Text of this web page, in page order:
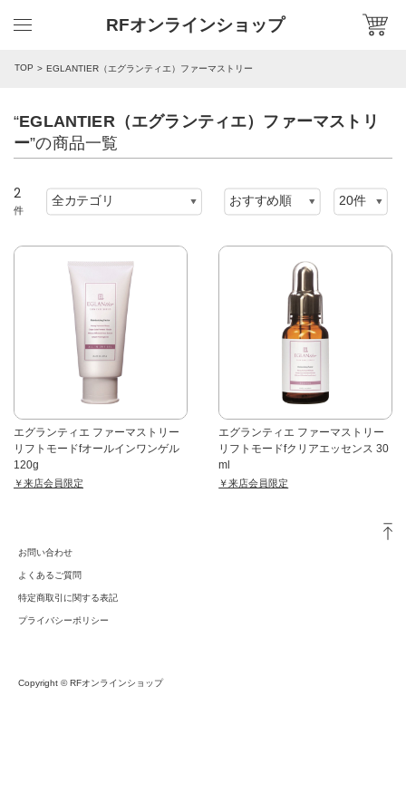
RFオンラインショップ
TOP EGLANTIER（エグランティエ）ファーマストリー
“EGLANTIER（エグランティエ）ファーマストリ
ー”の商品一覧
2
件
エグランティエ ファーマストリー
リフトモードfオールインワンゲル
120g
￥来店会員限定
エグランティエ ファーマストリー
リフトモードfクリアエッセンス 30
ml
￥来店会員限定
お問い合わせ
よくあるご質問
特定商取引に関する表記
プライバシーポリシー
Copyright © RFオンラインショップ